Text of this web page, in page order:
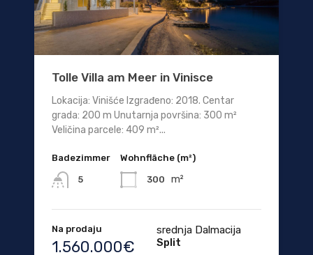
Tolle Villa am Meer in Vinisce
Lokacija: Vinišće Izgrađeno: 2018. Centar
grada: 200 m Unutarnja površina: 300 m²
Veličina parcele: 409 m²...
Badezimmer
5
Wohnfläche (m²)
300 m²
Na prodaju
1.560.000€
srednja Dalmacija
Split